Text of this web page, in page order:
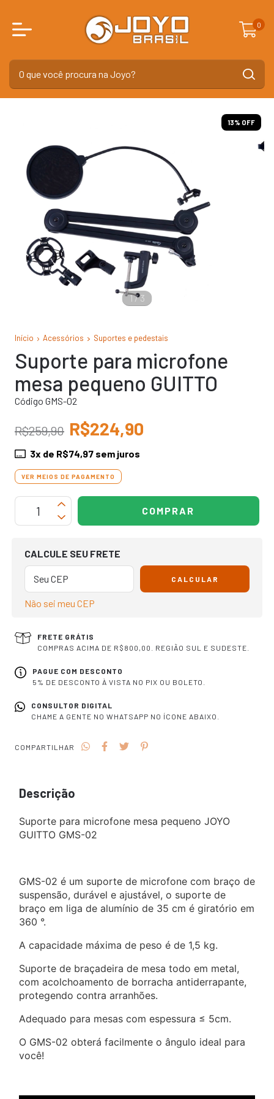
0
13% OFF
1/3
Início Acessórios Suportes e pedestais
Suporte para microfone
mesa pequeno GUITTO
Código GMS-02
R$259,90 R$224,90
3x de R$74,97 sem juros
VER MEIOS DE PAGAMENTO
OPÇÕES DE FRETE
CALCULE SEU FRETE
CALCULAR
Não sei meu CEP
FRETE GRÁTIS
COMPRAS ACIMA DE R$800,00. REGIÃO SUL E SUDESTE.
PAGUE COM DESCONTO
5% DE DESCONTO À VISTA NO PIX OU BOLETO.
CONSULTOR DIGITAL
CHAME A GENTE NO WHATSAPP NO ÍCONE ABAIXO.
COMPARTILHAR
Descrição
Suporte para microfone mesa pequeno JOYO
GUITTO GMS-02
GMS-02 é um suporte de microfone com braço de
suspensão, durável e ajustável, o suporte de
braço em liga de alumínio de 35 cm é giratório em
360 °.
A capacidade máxima de peso é de 1,5 kg.
Suporte de braçadeira de mesa todo em metal,
com acolchoamento de borracha antiderrapante,
protegendo contra arranhões.
Adequado para mesas com espessura ≤ 5cm.
O GMS-02 obterá facilmente o ângulo ideal para
você!